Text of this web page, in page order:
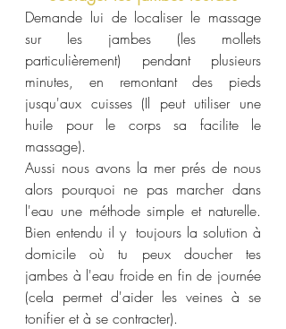
Demande lui de localiser le massage
sur les jambes (les mollets
particulièrement) pendant plusieurs
minutes, en remontant des pieds
jusqu'aux cuisses (Il peut utiliser une
huile pour le corps sa facilite le
massage).
Aussi nous avons la mer prés de nous
alors pourquoi ne pas marcher dans
l'eau une méthode simple et naturelle.
Bien entendu il y  toujours la solution à
domicile où tu peux doucher tes
jambes à l'eau froide en fin de journée
(cela permet d'aider les veines à se
tonifier et à se contracter).